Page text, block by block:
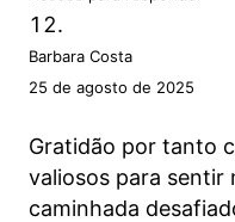
Barbara Costa
25 de agosto de 2025
Gratidão por tanto
valiosos para sentir
caminhada